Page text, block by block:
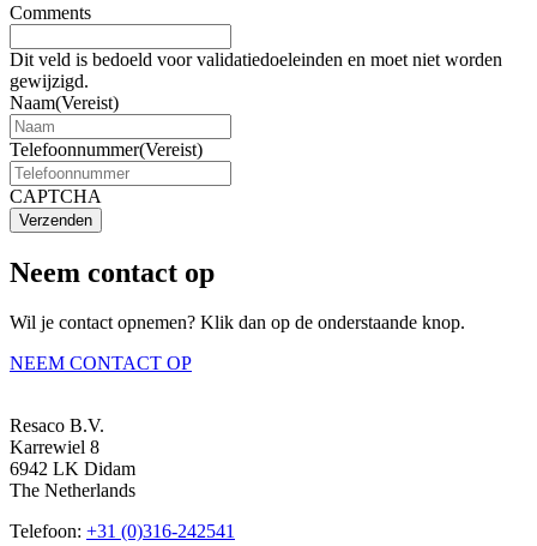
Comments
Dit veld is bedoeld voor validatiedoeleinden en moet niet worden
gewijzigd.
Naam(Vereist)
Telefoonnummer(Vereist)
CAPTCHA
Verzenden
Neem contact op
Wil je contact opnemen? Klik dan op de onderstaande knop.
NEEM CONTACT OP
Resaco B.V.
Karrewiel 8
6942 LK Didam
The Netherlands
Telefoon: +31 (0)316-242541